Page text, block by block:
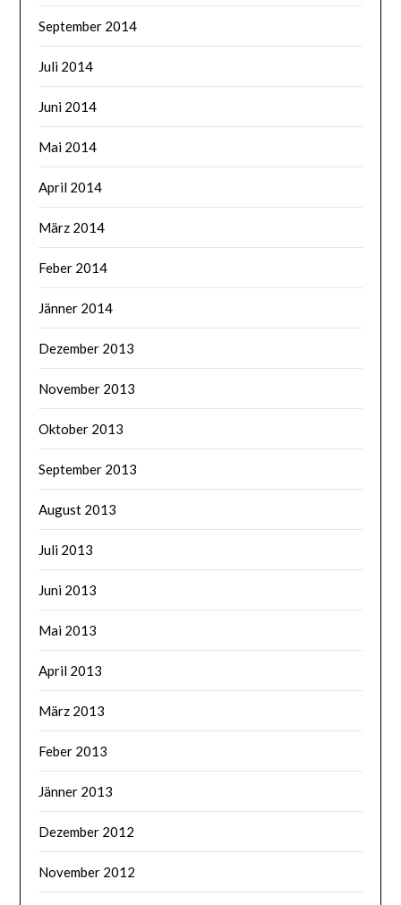
September 2014
Juli 2014
Juni 2014
Mai 2014
April 2014
März 2014
Feber 2014
Jänner 2014
Dezember 2013
November 2013
Oktober 2013
September 2013
August 2013
Juli 2013
Juni 2013
Mai 2013
April 2013
März 2013
Feber 2013
Jänner 2013
Dezember 2012
November 2012